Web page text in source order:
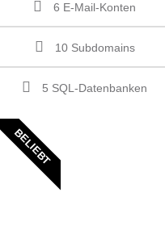
6 E-Mail-Konten
10 Subdomains
5 SQL-Datenbanken
BELIEBT